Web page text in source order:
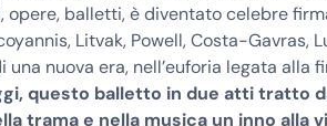
opere, balletti, è diventato celebre
Litvak, Powell, Costa-Gavras,
una nuova era, nell’euforia legata alla
questo balletto in due atti tratto
trama e nella musica un inno alla